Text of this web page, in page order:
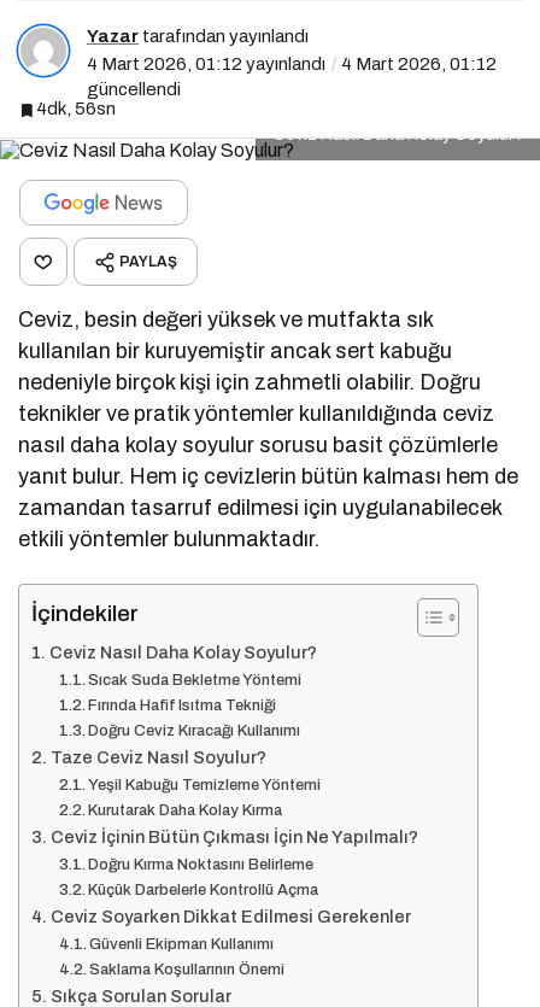
Yazar tarafından yayınlandı
4 Mart 2026, 01:12 yayınlandı
4 Mart 2026, 01:12
güncellendi
4dk, 56sn
Ceviz Nasıl Daha Kolay Soyulur?
PAYLAŞ
Ceviz, besin değeri yüksek ve mutfakta sık
kullanılan bir kuruyemiştir ancak sert kabuğu
nedeniyle birçok kişi için zahmetli olabilir. Doğru
teknikler ve pratik yöntemler kullanıldığında ceviz
nasıl daha kolay soyulur sorusu basit çözümlerle
yanıt bulur. Hem iç cevizlerin bütün kalması hem de
zamandan tasarruf edilmesi için uygulanabilecek
etkili yöntemler bulunmaktadır.
İçindekiler
Ceviz Nasıl Daha Kolay Soyulur?
Sıcak Suda Bekletme Yöntemi
Fırında Hafif Isıtma Tekniği
Doğru Ceviz Kıracağı Kullanımı
Taze Ceviz Nasıl Soyulur?
Yeşil Kabuğu Temizleme Yöntemi
Kurutarak Daha Kolay Kırma
Ceviz İçinin Bütün Çıkması İçin Ne Yapılmalı?
Doğru Kırma Noktasını Belirleme
Küçük Darbelerle Kontrollü Açma
Ceviz Soyarken Dikkat Edilmesi Gerekenler
Güvenli Ekipman Kullanımı
Saklama Koşullarının Önemi
Sıkça Sorulan Sorular